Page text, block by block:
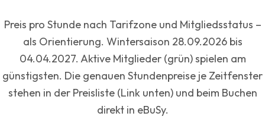
Preis pro Stunde nach Tarifzone und Mitgliedsstatus –
als Orientierung. Wintersaison 28.09.2026 bis
04.04.2027. Aktive Mitglieder (grün) spielen am
günstigsten. Die genauen Stundenpreise je Zeitfenster
stehen in der Preisliste (Link unten) und beim Buchen
direkt in eBuSy.